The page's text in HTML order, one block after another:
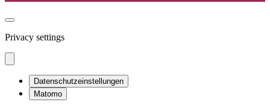
Privacy settings
Datenschutzeinstellungen
Matomo